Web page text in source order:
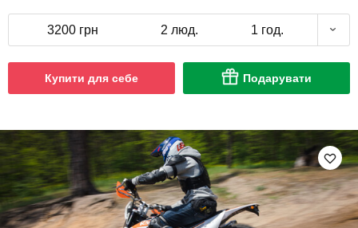
3200 грн 2 люд. 1 год.
Купити для себе Подарувати